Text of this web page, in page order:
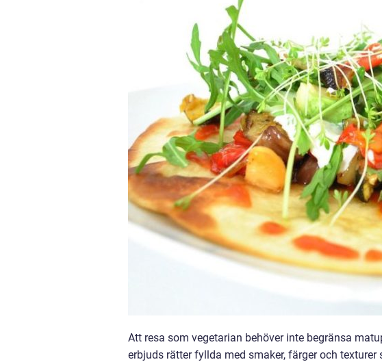
Att resa som vegetarian behöver inte begränsa
erbjuds rätter fyllda med smaker, färger och